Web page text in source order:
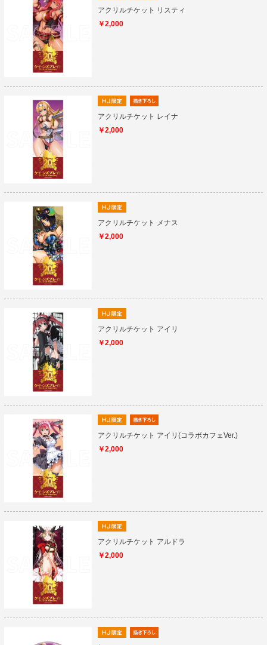
アクリルチケット リスティ
￥2,000
アクリルチケット レイナ
￥2,000
アクリルチケット メナス
￥2,000
アクリルチケット アイリ
￥2,000
アクリルチケット アイリ(コラボカフェVer.)
￥2,000
アクリルチケット アルドラ
￥2,000